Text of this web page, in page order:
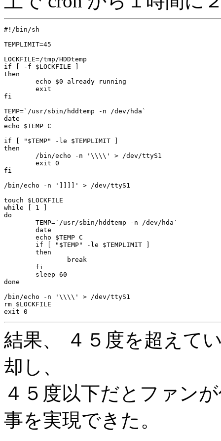
#!/bin/sh
TEMPLIMIT=45
LOCKFILE=/tmp/HDDtemp
if [ -f $LOCKFILE ]
then
fi
TEMP=`/usr/sbin/hddtemp -n /dev/hda`
date
echo $TEMP C
if [ "$TEMP" -le $TEMPLIMIT ]
then
fi
/bin/echo -n ']]]]' > /dev/ttyS1
touch $LOCKFILE
while [ 1 ]
do
done
/bin/echo -n '\\\\' > /dev/ttyS1
rm $LOCKFILE
結果、 ４５度を超えて
却し、
４５度以下だとファン
事を実現できた。